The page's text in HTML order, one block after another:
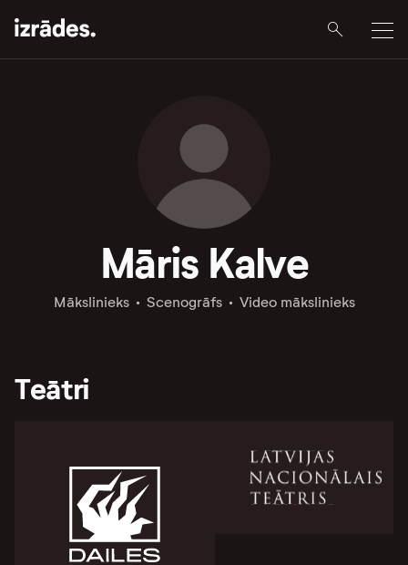
Māris Kalve
Mākslinieks Scenogrāfs Video mākslinieks
Teātri